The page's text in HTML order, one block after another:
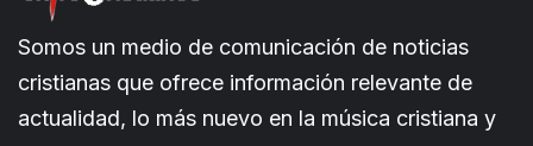
Somos un medio de comunicación de noticias
cristianas que ofrece información relevante de
actualidad, lo más nuevo en la música cristiana y